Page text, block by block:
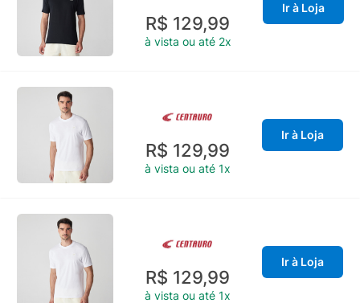
R$ 129,99
à vista ou até 2x
Ir à Loja
R$ 129,99
à vista ou até 1x
Ir à Loja
R$ 129,99
à vista ou até 1x
Ir à Loja